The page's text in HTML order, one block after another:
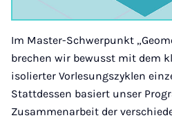
Im Master-Schwerpunkt
brechen wir bewusst mit dem
isolierter Vorlesungszyklen
Stattdessen basiert unser
Zusammenarbeit der